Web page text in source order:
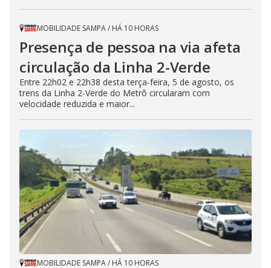
MOBILIDADE SAMPA/ HÁ 10 HORAS
Presença de pessoa na via afeta
circulação da Linha 2-Verde
Entre 22h02 e 22h38 desta terça-feira, 5 de agosto, os
trens da Linha 2-Verde do Metrô circularam com
velocidade reduzida e maior...
MOBILIDADE SAMPA/ HÁ 10 HORAS